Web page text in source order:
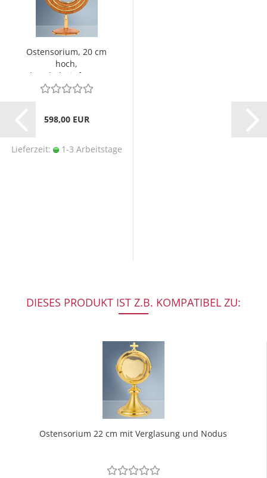
Ostensorium, 20 cm
hoch,
Olivenholzeinfassung
598,00 EUR
Lieferzeit: 1-3 Arbeitstage
DIESES PRODUKT IST Z.B. KOMPATIBEL ZU:
Ostensorium 22 cm mit Verglasung und Nodus